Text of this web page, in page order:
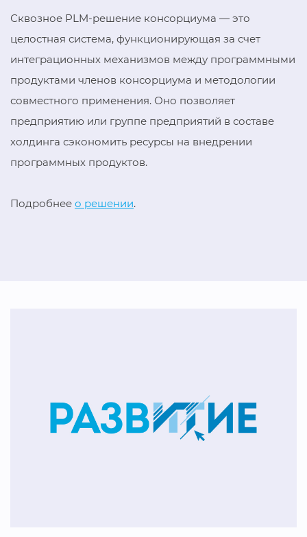
Сквозное PLM-решение консорциума — это
целостная система, функционирующая за счет
интеграционных механизмов между программными
продуктами членов консорциума и методологии
совместного применения. Оно позволяет
предприятию или группе предприятий в составе
холдинга сэкономить ресурсы на внедрении
программных продуктов.
Подробнее о решении.